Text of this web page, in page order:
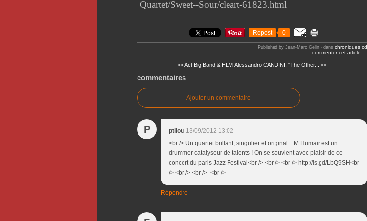
Quartet/Sweet--Sour/cleart-61823.html
Repost 0
Published by Jean-Marc Gelin - dans chroniques cd
commenter cet article
<< Act Big Band & HLM Alessandro CANDINI: "The Other... >>
commentaires
Ajouter un commentaire
P ptilou 13/09/2012 13:02
<br /> Un quartet brillant, singulier et original... M Humair est un
drummer catalyseur de talents ! On se souvient avec plaisir de ce
concert du paris Jazz Festival<br /> <br /> <br /> http://is.gd/LbQ9SH<br
/> <br /> <br /> <br />
Répondre